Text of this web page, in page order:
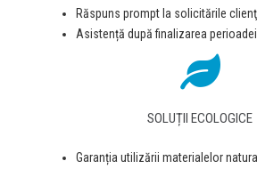
Răspuns prompt la solicitările
Asistență după finalizarea
SOLUȚII ECOLOGICE
Garanția utilizării materialelor